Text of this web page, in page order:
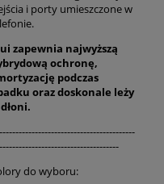
i porty umieszczone w
zapewnia najwyższą
ochronę,
podczas
orazdoskonale leży
do wyboru: